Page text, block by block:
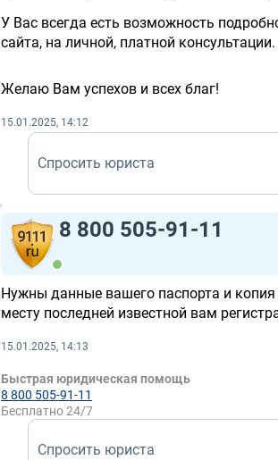
У Вас всегда есть возможность
сайта, на личной, платной консультации.
Желаю Вам успехов и всех благ!
15.01.2025, 14:12
Спросить юриста
8 800 505-91-11
Нужны данные вашего паспорта и копия
месту последней известной вам
15.01.2025, 14:13
Быстрая юридическая помощь
8 800 505-91-11
Бесплатно 24/7
Спросить юриста